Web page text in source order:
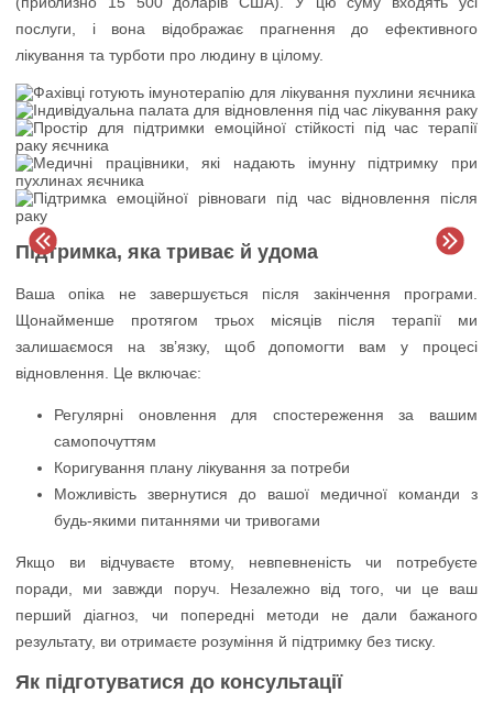
послуги, і вона відображає прагнення до ефективного
лікування та турботи про людину в цілому.
Підтримка, яка триває й удома
Ваша опіка не завершується після закінчення програми.
Щонайменше протягом трьох місяців після терапії ми
залишаємося на зв’язку, щоб допомогти вам у процесі
відновлення. Це включає:
Регулярні оновлення для спостереження за вашим
самопочуттям
Коригування плану лікування за потреби
Можливість звернутися до вашої медичної команди з
будь-якими питаннями чи тривогами
Якщо ви відчуваєте втому, невпевненість чи потребуєте
поради, ми завжди поруч. Незалежно від того, чи це ваш
перший діагноз, чи попередні методи не дали бажаного
результату, ви отримаєте розуміння й підтримку без тиску.
Як підготуватися до консультації